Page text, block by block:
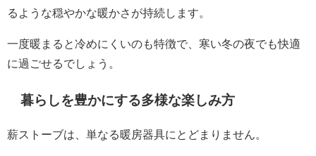
るような穏やかな暖かさが持続します。
一度暖まると冷めにくいのも特徴で、寒い冬の夜でも快適
に過ごせるでしょう。
暮らしを豊かにする多様な楽しみ方
薪ストーブは、単なる暖房器具にとどまりません。